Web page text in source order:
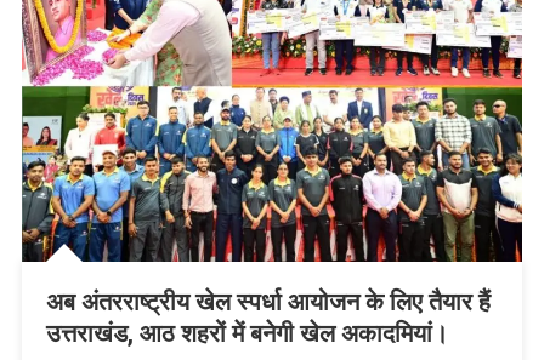
अब अंतरराष्ट्रीय खेल स्पर्धा आयोजन के लिए तैयार हैं
उत्तराखंड, आठ शहरों में बनेगी खेल अकादमियां।